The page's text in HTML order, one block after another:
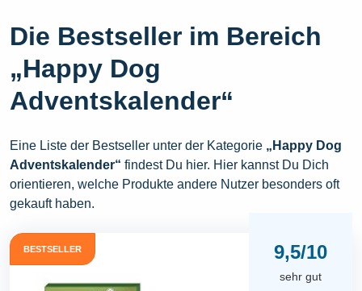
Die Bestseller im Bereich
„Happy Dog
Adventskalender“
Eine Liste der Bestseller unter der Kategorie „Happy Dog
Adventskalender“ findest Du hier. Hier kannst Du Dich
orientieren, welche Produkte andere Nutzer besonders oft
gekauft haben.
BESTSELLER 9,5/10
sehr gut